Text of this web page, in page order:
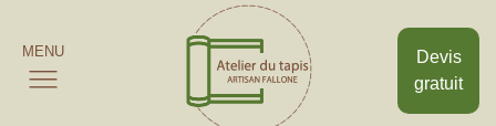
Devis
gratuit
MENU